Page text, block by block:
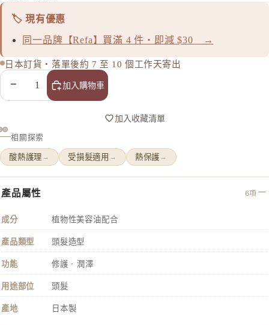
🏷️ 現有優惠
同一品牌【Refa】買滿 4 件・即減 $30 →
日本訂貨・落單後約 7 至 10 個工作天寄出
減少數量 增加數量
加入購物車
加入收藏清單
相關探索
酸熱護理 → 受損髮適用 → 熱保護 →
產品屬性 6項
成分 植物性美容油配合
產品類型 頭髮造型
功能 修護 · 潤澤
用途部位 頭髮
產地 日本製